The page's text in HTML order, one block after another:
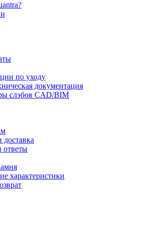
по уходу
документация
слэбов CAD/BIM
доставка
ответы
характеристики